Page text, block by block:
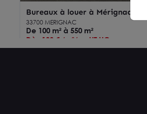
Bureaux à louer à Mérignac Parc
Kennedy avec 24 places de
stationnement
33700 MERIGNAC
De 100 m² à 550 m²
Dès 100 € /m²/an HT HC